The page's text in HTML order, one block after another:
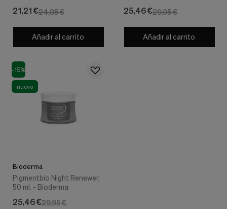
24,95 €
21,21 €
Añadir al carrito
29,95 €
25,46 €
Añadir al carrito
-15%
nuevo
Bioderma
Pigmentbio Night Renewer,
50 ml. - Bioderma
29,95 €
25,46 €